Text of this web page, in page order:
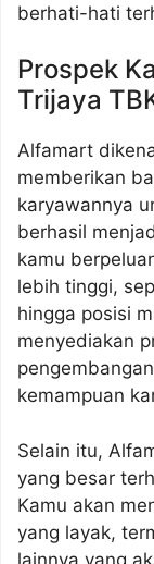
berhati-hati
Prospek
Trijaya
Alfamart
memberikan
karyawannya
berhasil
kamu
lebih tinggi,
hingga posisi
menyediakan
kemampuan
Selain itu,
yang besar
Kamu akan
yang layak,
lainnya yang